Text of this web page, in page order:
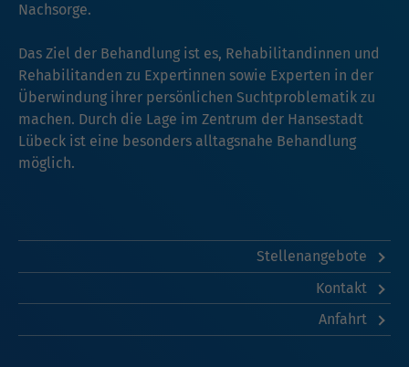
Nachsorge.
Das Ziel der Behandlung ist es, Rehabilitandinnen und
Rehabilitanden zu Expertinnen sowie Experten in der
Überwindung ihrer persönlichen Suchtproblematik zu
machen. Durch die Lage im Zentrum der Hansestadt
Lübeck ist eine besonders alltagsnahe Behandlung
möglich.
Stellenangebote
Kontakt
Anfahrt